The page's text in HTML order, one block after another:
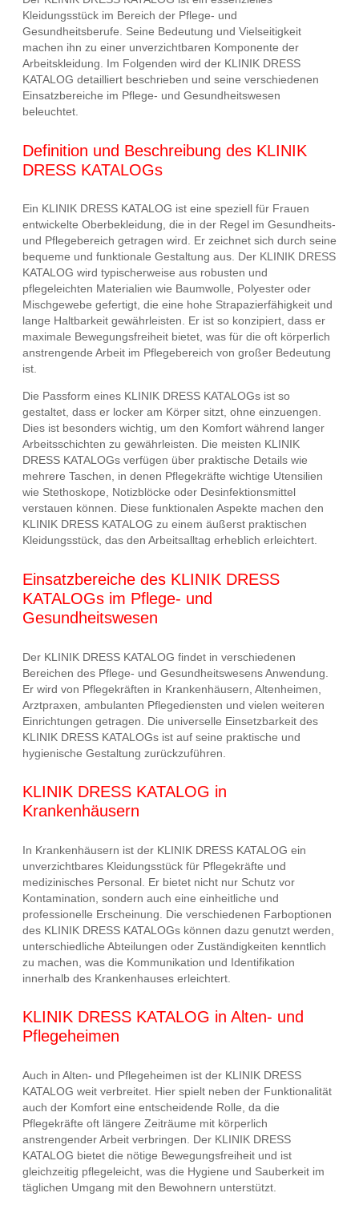
Kleidungsstück im Bereich der Pflege- und
Gesundheitsberufe. Seine Bedeutung und Vielseitigkeit
machen ihn zu einer unverzichtbaren Komponente der
Arbeitskleidung. Im Folgenden wird der KLINIK DRESS
KATALOG detailliert beschrieben und seine verschiedenen
Einsatzbereiche im Pflege- und Gesundheitswesen
beleuchtet.
Definition und Beschreibung des KLINIK
DRESS KATALOGs
Ein KLINIK DRESS KATALOG ist eine speziell für Frauen
entwickelte Oberbekleidung, die in der Regel im Gesundheits-
und Pflegebereich getragen wird. Er zeichnet sich durch seine
bequeme und funktionale Gestaltung aus. Der KLINIK DRESS
KATALOG wird typischerweise aus robusten und
pflegeleichten Materialien wie Baumwolle, Polyester oder
Mischgewebe gefertigt, die eine hohe Strapazierfähigkeit und
lange Haltbarkeit gewährleisten. Er ist so konzipiert, dass er
maximale Bewegungsfreiheit bietet, was für die oft körperlich
anstrengende Arbeit im Pflegebereich von großer Bedeutung
ist.
Die Passform eines KLINIK DRESS KATALOGs ist so
gestaltet, dass er locker am Körper sitzt, ohne einzuengen.
Dies ist besonders wichtig, um den Komfort während langer
Arbeitsschichten zu gewährleisten. Die meisten KLINIK
DRESS KATALOGs verfügen über praktische Details wie
mehrere Taschen, in denen Pflegekräfte wichtige Utensilien
wie Stethoskope, Notizblöcke oder Desinfektionsmittel
verstauen können. Diese funktionalen Aspekte machen den
KLINIK DRESS KATALOG zu einem äußerst praktischen
Kleidungsstück, das den Arbeitsalltag erheblich erleichtert.
Einsatzbereiche des KLINIK DRESS
KATALOGs im Pflege- und
Gesundheitswesen
Der KLINIK DRESS KATALOG findet in verschiedenen
Bereichen des Pflege- und Gesundheitswesens Anwendung.
Er wird von Pflegekräften in Krankenhäusern, Altenheimen,
Arztpraxen, ambulanten Pflegediensten und vielen weiteren
Einrichtungen getragen. Die universelle Einsetzbarkeit des
KLINIK DRESS KATALOGs ist auf seine praktische und
hygienische Gestaltung zurückzuführen.
KLINIK DRESS KATALOG in
Krankenhäusern
In Krankenhäusern ist der KLINIK DRESS KATALOG ein
unverzichtbares Kleidungsstück für Pflegekräfte und
medizinisches Personal. Er bietet nicht nur Schutz vor
Kontamination, sondern auch eine einheitliche und
professionelle Erscheinung. Die verschiedenen Farboptionen
des KLINIK DRESS KATALOGs können dazu genutzt werden,
unterschiedliche Abteilungen oder Zuständigkeiten kenntlich
zu machen, was die Kommunikation und Identifikation
innerhalb des Krankenhauses erleichtert.
KLINIK DRESS KATALOG in Alten- und
Pflegeheimen
Auch in Alten- und Pflegeheimen ist der KLINIK DRESS
KATALOG weit verbreitet. Hier spielt neben der Funktionalität
auch der Komfort eine entscheidende Rolle, da die
Pflegekräfte oft längere Zeiträume mit körperlich
anstrengender Arbeit verbringen. Der KLINIK DRESS
KATALOG bietet die nötige Bewegungsfreiheit und ist
gleichzeitig pflegeleicht, was die Hygiene und Sauberkeit im
täglichen Umgang mit den Bewohnern unterstützt.